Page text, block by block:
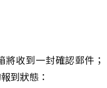
收到一封確認郵件；
到狀態：